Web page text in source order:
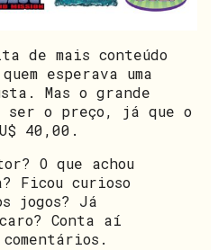
de mais conteúdo
esperava uma
Mas o grande
ser o preço, já que o
40,00.
O que achou
Ficou curioso
jogos? Já
caro? Conta aí